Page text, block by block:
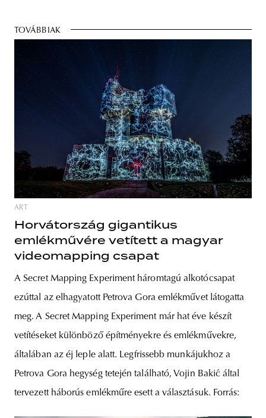
TOVÁBBIAK
ART
Horvátország gigantikus
emlékművére vetített a magyar
videomapping csapat
A Secret Mapping Experiment háromtagú alkotócsapat
ezúttal az elhagyatott Petrova Gora emlékművet látogatta
meg. A Secret Mapping Experiment már hat éve készít
vetítéseket különböző építményekre és emlékművekre,
általában az éj leple alatt. Legfrissebb munkájukhoz a
Petrova Gora hegység tetején található, Vojin Bakić által
tervezett háborús emlékműre esett a választásuk. Forrás: